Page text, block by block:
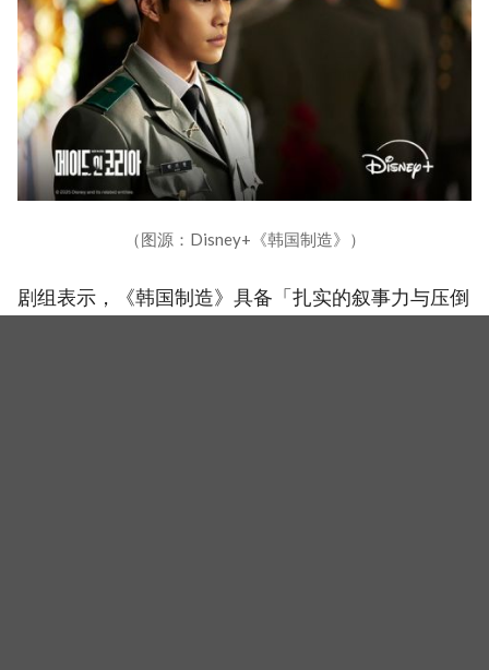
（图源：Disney+《韩国制造》）
剧组表示，《韩国制造》具备「扎实的叙事力与压倒